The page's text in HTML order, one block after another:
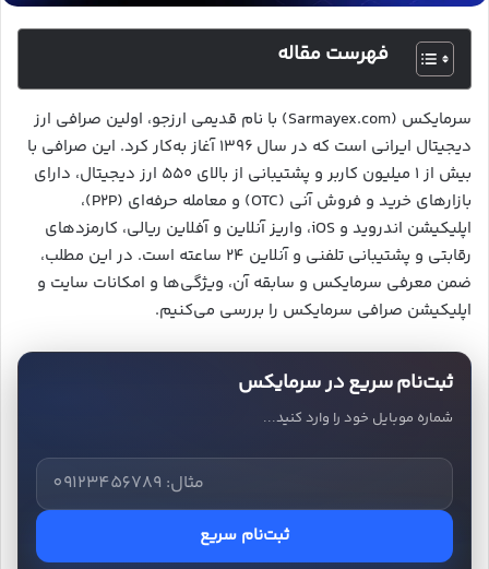
فهرست مقاله
سرمایکس (Sarmayex.com) با نام قدیمی ارزجو، اولین صرافی ارز
دیجیتال ایرانی است که در سال ۱۳۹۶ آغاز به‌کار کرد. این صرافی با
بیش از ۱ میلیون کاربر و پشتیبانی از بالای ۵۵۰ ارز دیجیتال، دارای
بازارهای خرید و فروش آنی (OTC) و معامله حرفه‌ای (P2P)،
اپلیکیشن اندروید و iOS، واریز آنلاین و آفلاین ریالی، کارمزدهای
رقابتی و پشتیبانی تلفنی و آنلاین ۲۴ ساعته است. در این مطلب،
ضمن معرفی سرمایکس و سابقه آن، ویژگی‌ها و امکانات سایت و
اپلیکیشن صرافی سرمایکس را بررسی می‌کنیم.
ثبت‌نام سریع در سرمایکس
شماره موبایل خود را وارد کنید...
ثبت‌نام سریع